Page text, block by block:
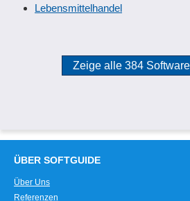
Lebensmittelhandel
Zeige alle 384
ÜBER SOFTGUIDE
Über Uns
Referenzen